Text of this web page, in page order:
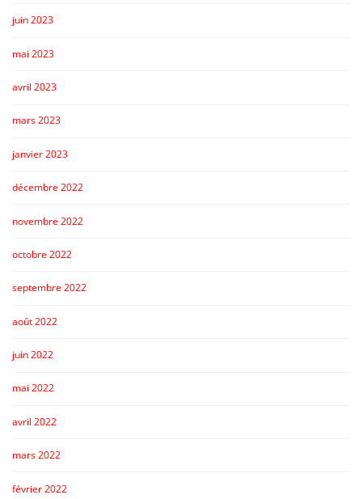
juin 2023
mai 2023
avril 2023
mars 2023
janvier 2023
décembre 2022
novembre 2022
octobre 2022
septembre 2022
août 2022
juin 2022
mai 2022
avril 2022
mars 2022
février 2022